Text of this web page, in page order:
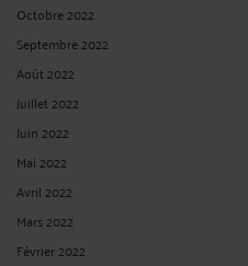
Octobre 2022
Septembre 2022
Août 2022
Juillet 2022
Juin 2022
Mai 2022
Avril 2022
Mars 2022
Février 2022